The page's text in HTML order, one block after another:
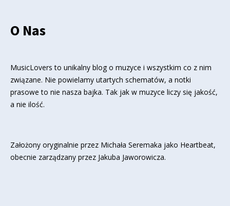
O Nas
MusicLovers to unikalny blog o muzyce i wszystkim co z nim
związane. Nie powielamy utartych schematów, a notki
prasowe to nie nasza bajka. Tak jak w muzyce liczy się jakość,
a nie ilość.
Założony oryginalnie przez Michała Seremaka jako Heartbeat,
obecnie zarządzany przez Jakuba Jaworowicza.